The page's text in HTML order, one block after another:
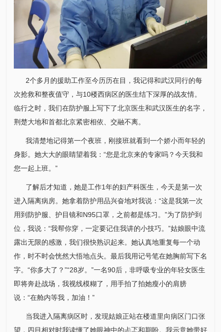
2个多月的援助工作至今历历在目，我记得和武汉同行的每
次抢救和整夜值守，与10楼西病区的医生结下深厚的战友情。
临行之时，我们在防护服上写下了北京医生和武汉医生的名字，
荆楚大地和首都北京紧密相依、交融不离。
我清楚地记得第一个夜班，刚接班就看到一个娇小而年轻的
身影。她大大的眼睛望着我：“您是北京来的专家吗？今天我和
您一起上班。”
了解后才知道，她是工作1年的妇产科医生，今天是第一次
进入隔离病房。她拿着防护用品兴奋地对我说：“这是我第一次
用到防护服、护目镜和N95口罩，之前都是练习。”为了防护到
位，我说：“我帮你穿，一定要记住我讲的小技巧。”姑娘眼中流
露出无限的感激，我们很快熟识起来。她认真地重复每一个动
作，时不时会恍然大悟地点头。最后我用记号笔在她胸前写下名
字。“你多大了？”“28岁。”一名90后，非呼吸专业的年轻女医生
即将奔赴战场，我视线模糊了，用手拍了拍她瘦小的肩膀
说：“在舱内等我，加油！”
当我进入隔离病区时，发现姑娘正站在楼道里向病区门口张
望，四目相对时我读懂了她眼神中的忐忑和期盼。我示意她带好